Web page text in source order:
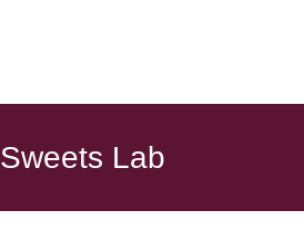
Lab